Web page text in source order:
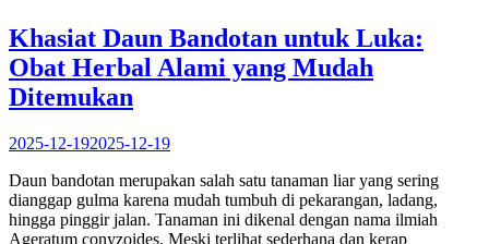
Alang
untuk
Kesehatan:
Herbal
Tradisional
Beragam
Khasiat”
Khasiat Daun Bandotan untuk Luka:
Obat Herbal Alami yang Mudah
Ditemukan
2025-12-192025-12-19
Daun bandotan merupakan salah satu tanaman liar yang sering
dianggap gulma karena mudah tumbuh di pekarangan, ladang,
hingga pinggir jalan. Tanaman ini dikenal dengan nama ilmiah
Ageratum conyzoides. Meski terlihat sederhana dan kerap